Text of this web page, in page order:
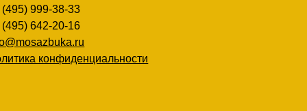
(495) 999-38-33
(495) 642-20-16
конфиденциальности